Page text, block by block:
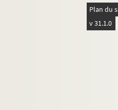
Plan du
v 31.1.0